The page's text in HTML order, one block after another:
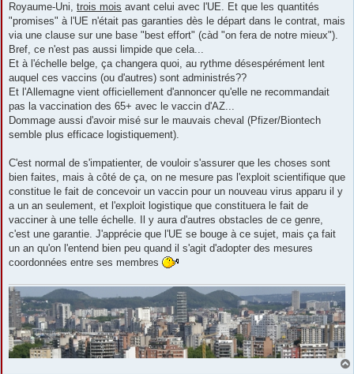
Royaume-Uni, trois mois avant celui avec l'UE. Et que les quantités
"promises" à l'UE n'était pas garanties dès le départ dans le contrat, mais
via une clause sur une base "best effort" (càd "on fera de notre mieux").
Bref, ce n'est pas aussi limpide que cela...
Et à l'échelle belge, ça changera quoi, au rythme désespérément lent
auquel ces vaccins (ou d'autres) sont administrés??
Et l'Allemagne vient officiellement d'annoncer qu'elle ne recommandait
pas la vaccination des 65+ avec le vaccin d'AZ...
Dommage aussi d'avoir misé sur le mauvais cheval (Pfizer/Biontech
semble plus efficace logistiquement).
C'est normal de s'impatienter, de vouloir s'assurer que les choses sont
bien faites, mais à côté de ça, on ne mesure pas l'exploit scientifique que
constitue le fait de concevoir un vaccin pour un nouveau virus apparu il y
a un an seulement, et l'exploit logistique que constituera le fait de
vacciner à une telle échelle. Il y aura d'autres obstacles de ce genre,
c'est une garantie. J'apprécie que l'UE se bouge à ce sujet, mais ça fait
un an qu'on l'entend bien peu quand il s'agit d'adopter des mesures
coordonnées entre ses membres